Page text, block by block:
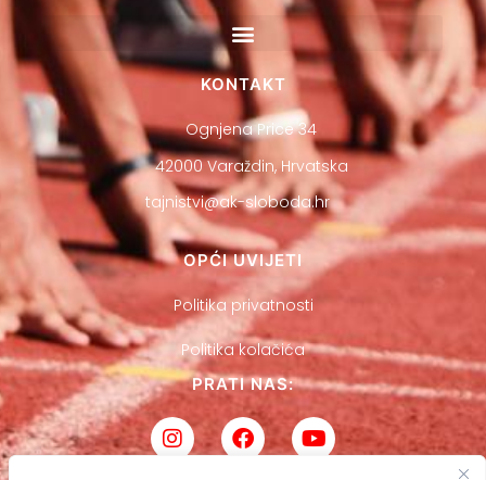
KONTAKT
Ognjena Price 34
42000 Varaždin, Hrvatska
tajnistvi@ak-sloboda.hr
OPĆI UVIJETI
Politika privatnosti
Politika kolačića
PRATI NAS: